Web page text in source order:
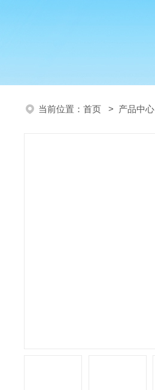
当前位置： 首页 > 产品中心